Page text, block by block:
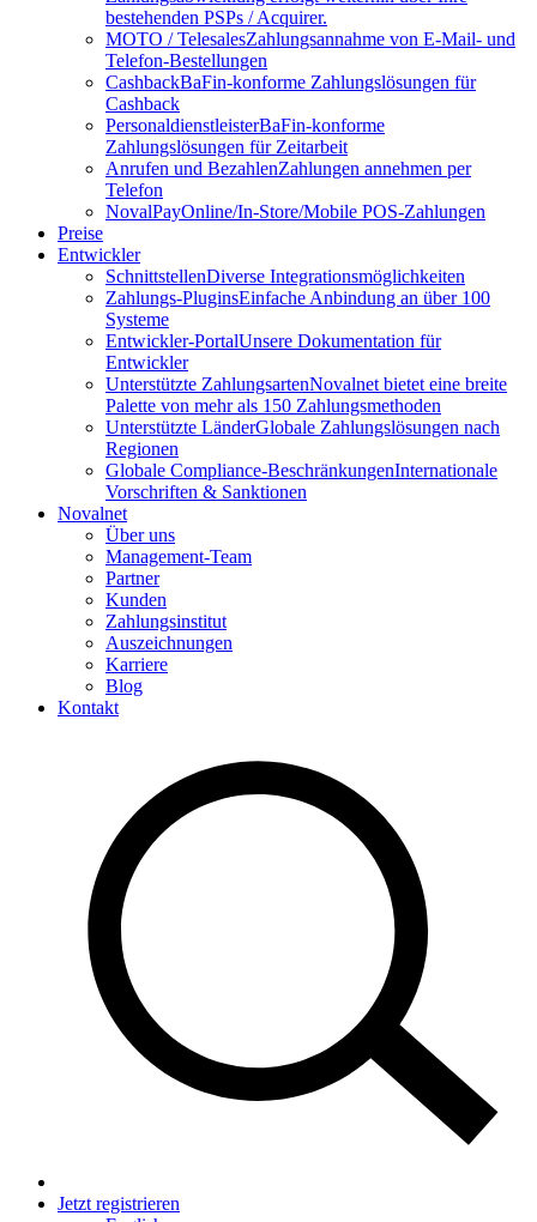
bestehenden PSPs / Acquirer.
MOTO / TelesalesZahlungsannahme von E-Mail- und
Telefon-Bestellungen
CashbackBaFin-konforme Zahlungslösungen für
Cashback
PersonaldienstleisterBaFin-konforme
Zahlungslösungen für Zeitarbeit
Anrufen und BezahlenZahlungen annehmen per
Telefon
NovalPayOnline/In-Store/Mobile POS-Zahlungen
Preise
Entwickler
SchnittstellenDiverse Integrationsmöglichkeiten
Zahlungs-PluginsEinfache Anbindung an über 100
Systeme
Entwickler-PortalUnsere Dokumentation für
Entwickler
Unterstützte ZahlungsartenNovalnet bietet eine breite
Palette von mehr als 150 Zahlungsmethoden
Unterstützte LänderGlobale Zahlungslösungen nach
Regionen
Globale Compliance-BeschränkungenInternationale
Vorschriften & Sanktionen
Novalnet
Über uns
Management-Team
Partner
Kunden
Zahlungsinstitut
Auszeichnungen
Karriere
Blog
Kontakt
Jetzt registrieren